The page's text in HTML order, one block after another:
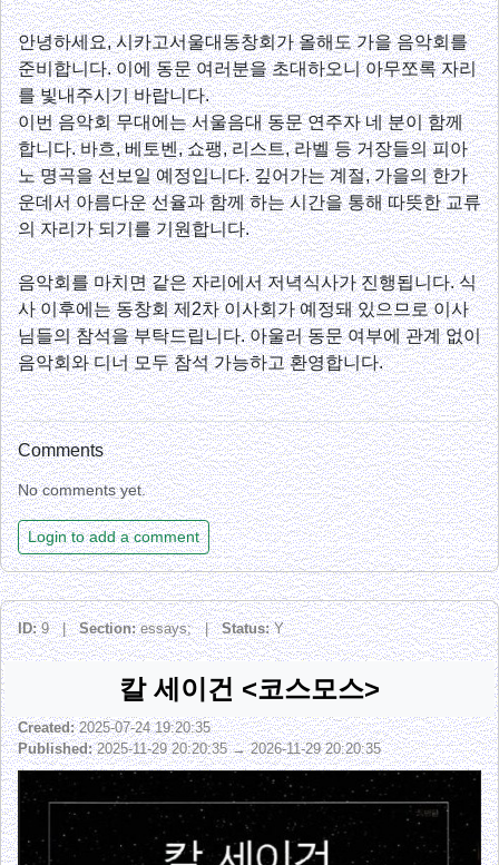
안녕하세요, 시카고서울대동창회가 올해도 가을 음악회를
준비합니다. 이에 동문 여러분을 초대하오니 아무쪼록 자리
를 빛내주시기 바랍니다.
이번 음악회 무대에는 서울음대 동문 연주자 네 분이 함께
합니다. 바흐, 베토벤, 쇼팽, 리스트, 라벨 등 거장들의 피아
노 명곡을 선보일 예정입니다. 깊어가는 계절, 가을의 한가
운데서 아름다운 선율과 함께 하는 시간을 통해 따뜻한 교류
의 자리가 되기를 기원합니다.
음악회를 마치면 같은 자리에서 저녁식사가 진행됩니다. 식
사 이후에는 동창회 제2차 이사회가 예정돼 있으므로 이사
님들의 참석을 부탁드립니다. 아울러 동문 여부에 관계 없이
음악회와 디너 모두 참석 가능하고 환영합니다.
Comments
No comments yet.
Login to add a comment
ID:9 |Section:essays; |Status:Y
칼 세이건 <코스모스>
Created:2025-07-24 19:20:35
Published:2025-11-29 20:20:35 → 2026-11-29 20:20:35